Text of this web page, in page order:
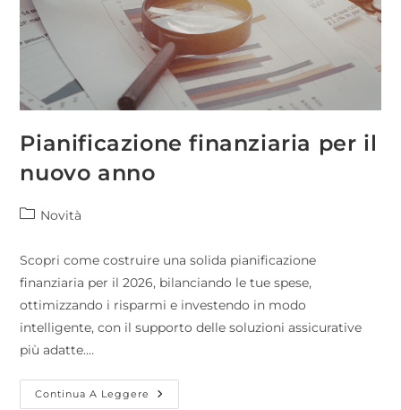
Pianificazione finanziaria per il
nuovo anno
Novità
Scopri come costruire una solida pianificazione
finanziaria per il 2026, bilanciando le tue spese,
ottimizzando i risparmi e investendo in modo
intelligente, con il supporto delle soluzioni assicurative
più adatte.…
Continua A Leggere